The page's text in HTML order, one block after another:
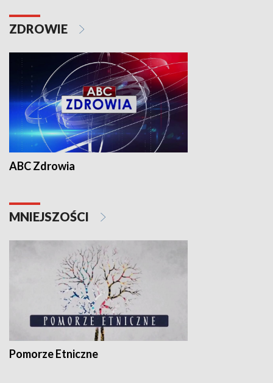
ZDROWIE
ABC Zdrowia
MNIEJSZOŚCI
Pomorze Etniczne